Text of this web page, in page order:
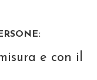
e con il